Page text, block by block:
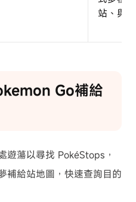
站、與
Go補給
遊蕩以尋找 PokéStops，
補給站地圖，快速查詢目的